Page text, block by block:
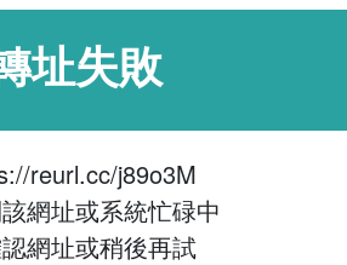
址失敗
reurl.cc/j89o3M
網址或系統忙碌中
網址或稍後再試